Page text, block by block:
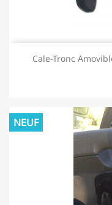
Cale-Tronc
NEUF